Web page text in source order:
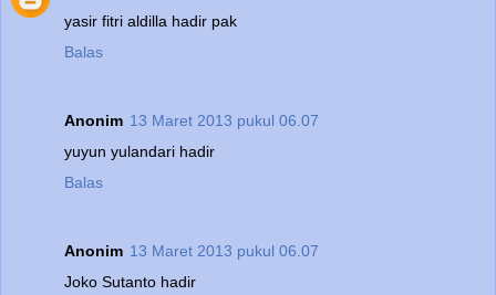
yasir fitri aldilla hadir pak
Balas
Anonim 13 Maret 2013 pukul 06.07
yuyun yulandari hadir
Balas
Anonim 13 Maret 2013 pukul 06.07
Joko Sutanto hadir